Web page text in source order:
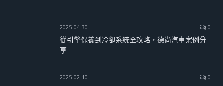
2025-04-30 0
從引擎保養到冷卻系統全攻略，德尚汽車案例分
享
2025-02-10 0